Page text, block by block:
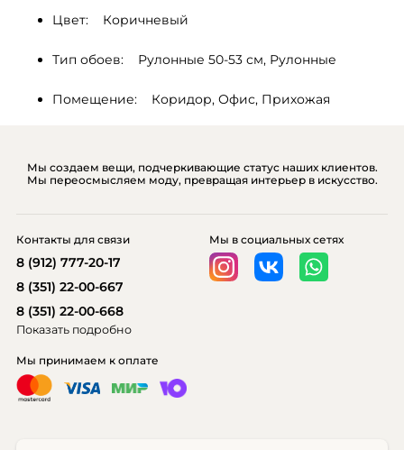
Цвет:    Коричневый
Тип обоев:    Рулонные 50-53 см, Рулонные
Помещение:    Коридор, Офис, Прихожая
Мы создаем вещи, подчеркивающие статус наших клиентов.
Мы переосмысляем моду, превращая интерьер в искусство.
Мы принимаем к оплате
Мы в социальных сетях
Контакты для связи
8 (912) 777-20-17
8 (351) 22-00-667
8 (351) 22-00-668
Показать подробно